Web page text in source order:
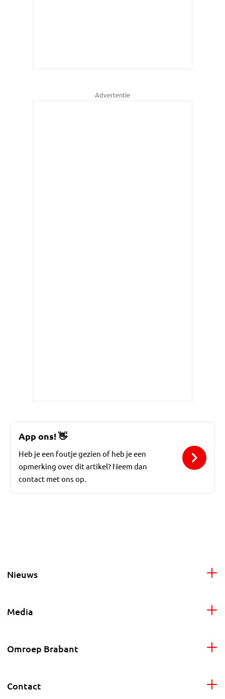
Advertentie
App ons!👋
Heb je een foutje gezien of heb je een
opmerking over dit artikel? Neem dan
contact met ons op.
Nieuws
Media
Omroep Brabant
Contact